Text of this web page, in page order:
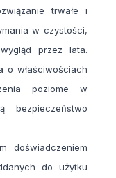
trwałe i
w czystości,
przez lata.
o właściwościach
poziome w
bezpieczeństwo
doświadczeniem
do użytku